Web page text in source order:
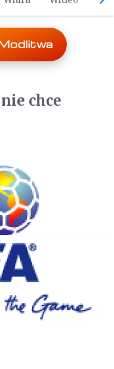
chce